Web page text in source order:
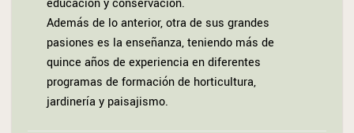
Además de lo anterior, otra de sus grandes
pasiones es la enseñanza, teniendo más de
quince años de experiencia en diferentes
programas de formación de horticultura,
jardinería y paisajismo.